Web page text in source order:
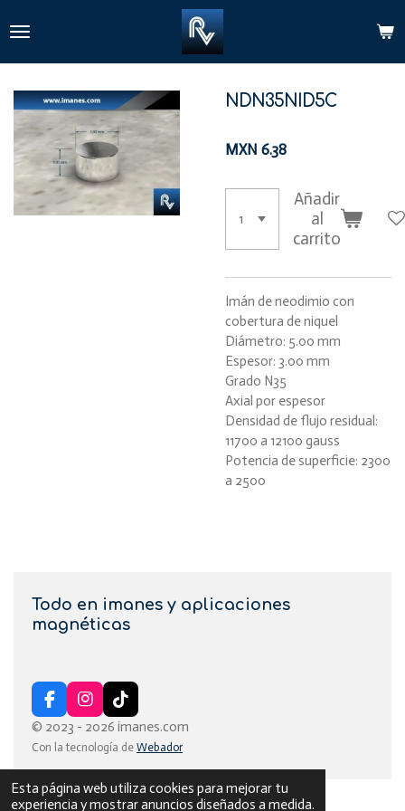
Esta página web utiliza cookies para mejorar tu
experiencia y mostrar anuncios diseñados a medida.
al
NDN35NID5C
MXN 6.38
Añadir
al
carrito
Imán de neodimio con
cobertura de niquel
Diámetro: 5.00 mm
Espesor: 3.00 mm
Grado N35
Axial por espesor
Densidad de flujo residual:
11700 a 12100 gauss
Potencia de superficie: 2300
a 2500
Todo en imanes y aplicaciones
magnéticas
F
a
e
b
o
o
I
n
t
a
g
r
T
i
T
o
k
© 2023 - 2026 imanes.com
Con la tecnología de Webador